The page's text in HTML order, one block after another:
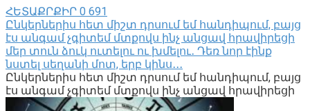
ՀԵՏԱՔՐՔԻՐ 0 691
Ընկերներիս հետ միշտ դրսում եմ հանդիպում, բայց
էս անգամ չգիտեմ մտքովս ինչ անցավ հրավիրեցի
մեր տուն ձուկ ուտելու ու խմելու․ Դեռ նոր էինք
նստել սեղանի մոտ, երբ կինս․․․
Ընկերներիս հետ միշտ դրսում եմ հանդիպում, բայց
էս անգամ չգիտեմ մտքովս ինչ անցավ հրավիրեցի